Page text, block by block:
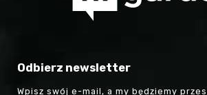
Odbierz newsletter
Wpisz swój e-mail, a my będziemy